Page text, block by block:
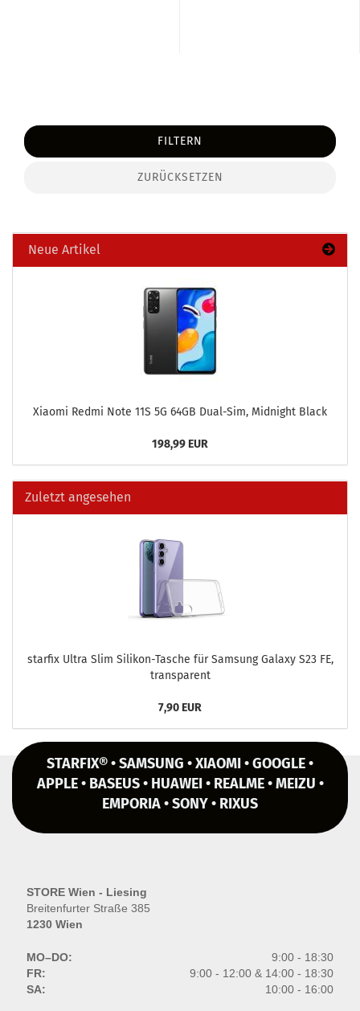
FILTERN
ZURÜCKSETZEN
Neue Artikel
Xiao­mi Redmi Note 11S 5G 64GB Dual-​Sim, Mid­night Black
198,99 EUR
Zuletzt angesehen
star­fix Ultra Slim Silikon-​Tasche für Sam­sung Ga­la­xy S23 FE,
trans­pa­rent
7,90 EUR
STARFIX® • SAMSUNG • XIAOMI • GOOGLE •
APPLE • BASEUS • HUAWEI • REALME • MEIZU •
EMPORIA • SONY • RIXUS
STORE Wien - Liesing
Breitenfurter Straße 385
1230 Wien
MO–DO:
9:00 - 18:30
FR:
9:00 - 12:00 & 14:00 - 18:30
SA:
10:00 - 16:00